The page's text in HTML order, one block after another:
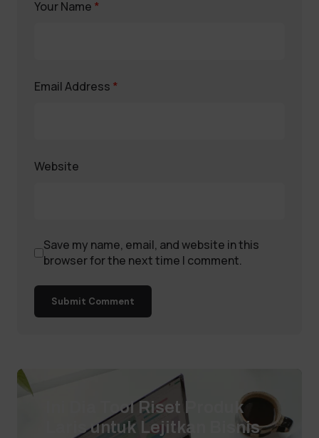
Your Name *
Email Address *
Website
Save my name, email, and website in this
browser for the next time I comment.
Submit Comment
Ini Dia Tool Riset Produk
Laris untuk Lejitkan Bisnis